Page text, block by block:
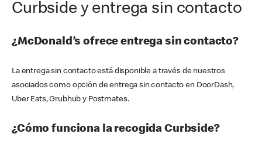
Curbside y entrega sin contacto
¿McDonald’s ofrece entrega sin contacto?
La entrega sin contacto está disponible a través de nuestros
asociados como opción de entrega sin contacto en DoorDash,
Uber Eats, Grubhub y Postmates.
¿Cómo funciona la recogida Curbside?